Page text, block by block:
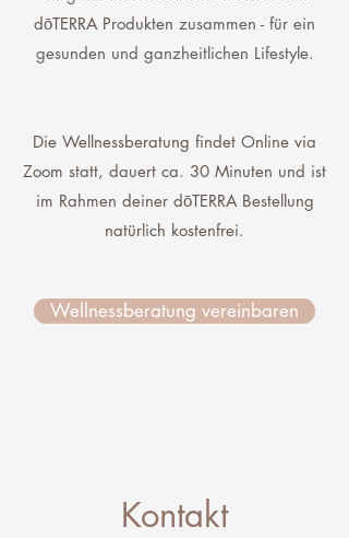
dōTERRA Produkten zusammen - für ein
gesunden und ganzheitlichen Lifestyle.
Die Wellnessberatung findet Online via
Zoom statt, dauert ca. 30 Minuten und ist
im Rahmen deiner dōTERRA Bestellung
natürlich kostenfrei.
Wellnessberatung vereinbaren
Kontakt